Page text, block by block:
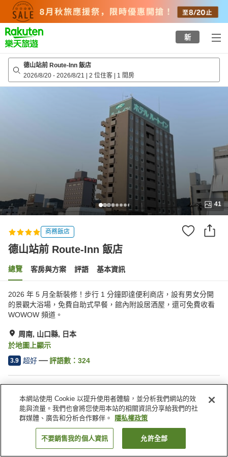
top
page
新
德山站前 Route-Inn 飯店
2026/8/20 - 2026/8/21 | 2 位住客 | 1 間房
41
商務飯店
德山站前 Route-Inn 飯店
總覽 客房與方案 評語 基本資訊
2026 年 5 月全新裝修！步行 1 分鐘即達便利商店，設有男女分開
的景觀大浴場，免費自助式早餐，館內附設居酒屋，還可免費收看
WOWOW 頻道。
周南, 山口縣, 日本
於地圖上顯示
3.9 超好 評語數： 324
停車場
餐廳
自動販賣機
公共澡堂
日本 山口縣 周南 德山站前 Route-Inn 飯店
找客房
本網站使用 Cookie 以提升使用者體驗，並分析我們網站的效
能與流量。我們也會將您使用本站的相關資訊分享給我們的社
群媒體、廣告和分析合作夥伴。
隱私權政策
不要銷售我的個人資訊 允許全部